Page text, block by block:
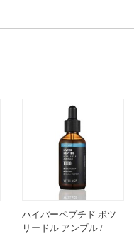
ハイパーペプチド ボツ
リードル アンプル /